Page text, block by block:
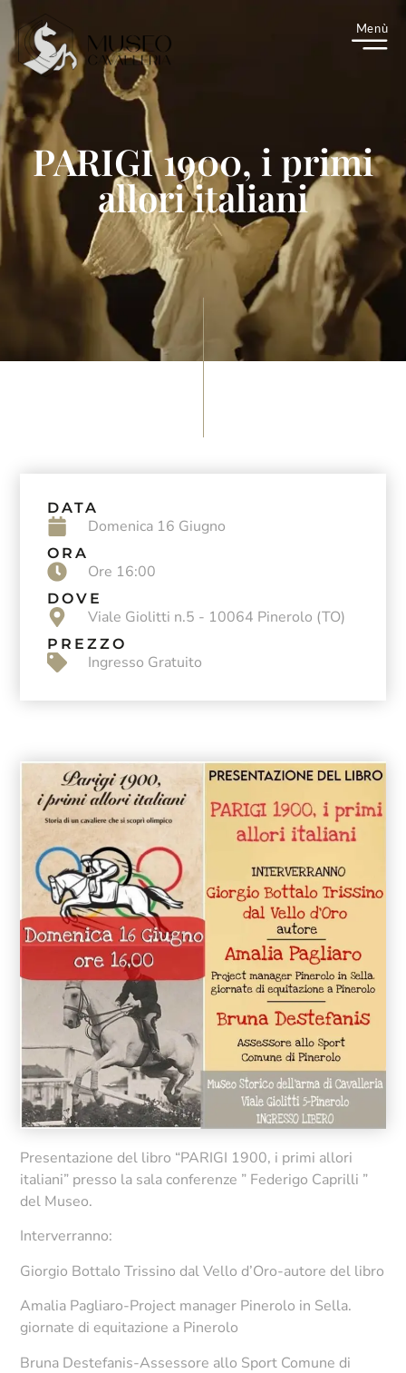
Menù
PARIGI 1900, i primi
allori italiani
Presentazione del libro “PARIGI 1900, i primi allori
italiani” presso la sala conferenze ” Federigo Caprilli ”
del Museo.
Interverranno:
Giorgio Bottalo Trissino dal Vello d’Oro-autore del libro
Amalia Pagliaro-Project manager Pinerolo in Sella.
giornate di equitazione a Pinerolo
Bruna Destefanis-Assessore allo Sport Comune di
DATA
Domenica 16 Giugno
ORA
Ore 16:00
DOVE
Viale Giolitti n.5 - 10064 Pinerolo (TO)
PREZZO
Ingresso Gratuito